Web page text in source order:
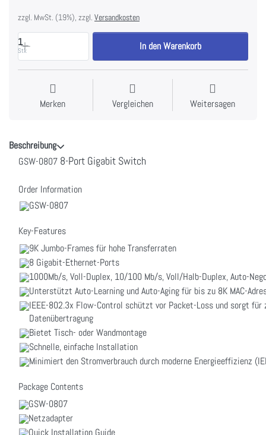
zzgl. MwSt. (19%), zzgl. Versandkosten
1
Stk In den Warenkorb
Merken Vergleichen Weitersagen
Beschreibung
GSW-0807 8-Port Gigabit Switch
Order Information
GSW-0807
Key-Features
9K Jumbo-Frames für hohe Transferraten
8 Gigabit-Ethernet-Ports
1000Mb/s, Voll-Duplex, 10/100 Mb/s, Voll/Halb-Duplex, Auto-
Unterstützt Auto-Learning und Auto-Aging für bis zu 8K MAC-
IEEE-802.3x Flow-Control schützt vor Packet-Loss und sorgt für
Datenübertragung
Bietet Tisch- oder Wandmontage
Schnelle, einfache Installation
Minimiert den Stromverbrauch durch moderne Energieeffizienz
Package Contents
GSW-0807
Netzadapter
Quick Installation Guide